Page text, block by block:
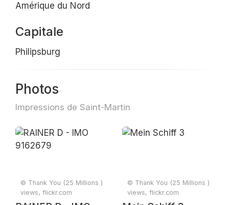
Amérique du Nord
Capitale
Philipsburg
Photos
Impressions de Saint-Martin
© Thank You (25 Millions )
views, flickr.com
© Thank You (25 Millions )
views, flickr.com